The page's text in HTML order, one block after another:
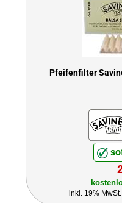
Pfeifenfilter
inkl. 19% MwSt.